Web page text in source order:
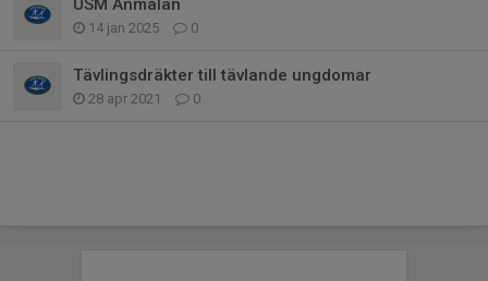
USM Anmälan
14 jan 2025 0
Tävlingsdräkter till tävlande ungdomar
28 apr 2021 0